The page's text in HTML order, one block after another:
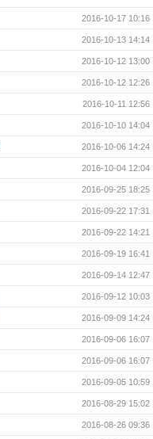
2016-10-17 10:16
2016-10-13 14:14
2016-10-12 13:00
2016-10-12 12:26
2016-10-11 12:56
2016-10-10 14:04
2016-10-06 14:24
2016-10-04 12:04
2016-09-25 18:25
2016-09-22 17:31
2016-09-22 14:21
2016-09-19 16:41
2016-09-14 12:47
2016-09-12 10:03
2016-09-09 14:24
2016-09-06 16:07
2016-09-06 16:07
2016-09-05 10:59
2016-08-29 15:02
2016-08-26 09:36